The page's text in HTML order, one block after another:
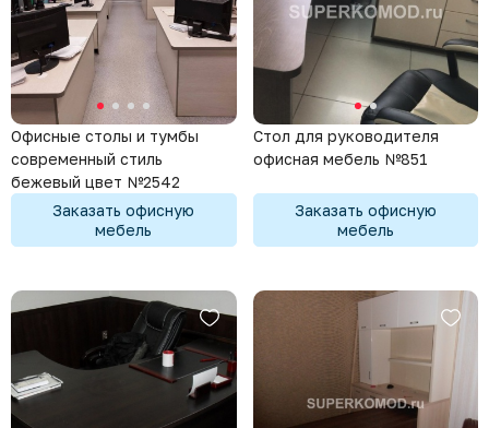
Офисные столы и тумбы
современный стиль
бежевый цвет №2542
Заказать офисную
мебель
Стол для руководителя
офисная мебель №851
Заказать офисную
мебель